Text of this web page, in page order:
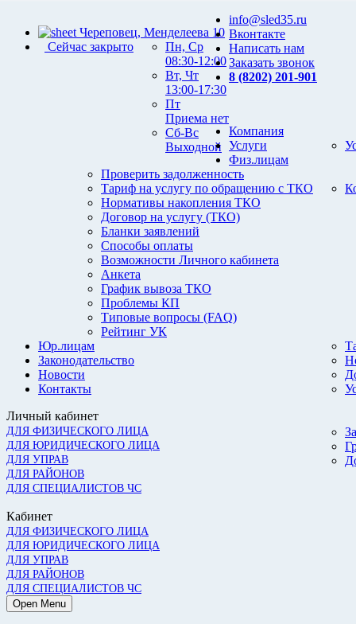
Череповец, Менделеева 10
Сейчас закрыто
Пн, Ср
08:30-12:00
Вт, Чт
13:00-17:30
Пт
Приема нет
Сб-Вс
Выходной
info@sled35.ru
Вконтакте
Написать нам
Заказать звонок
8 (8202) 201-901
Компания
Услуги
Физ.лицам
Проверить задолженность
Тариф на услугу по обращению с ТКО
Нормативы накопления ТКО
Договор на услугу (ТКО)
Бланки заявлений
Способы оплаты
Возможности Личного кабинета
Анкета
График вывоза ТКО
Проблемы КП
Типовые вопросы (FAQ)
Рейтинг УК
Юр.лицам
Законодательство
Новости
Контакты
Личный кабинет
ДЛЯ ФИЗИЧЕСКОГО ЛИЦА
ДЛЯ ЮРИДИЧЕСКОГО ЛИЦА
ДЛЯ УПРАВ
ДЛЯ РАЙОНОВ
ДЛЯ СПЕЦИАЛИСТОВ ЧС
Кабинет
ДЛЯ ФИЗИЧЕСКОГО ЛИЦА
ДЛЯ ЮРИДИЧЕСКОГО ЛИЦА
ДЛЯ УПРАВ
ДЛЯ РАЙОНОВ
ДЛЯ СПЕЦИАЛИСТОВ ЧС
Open Menu